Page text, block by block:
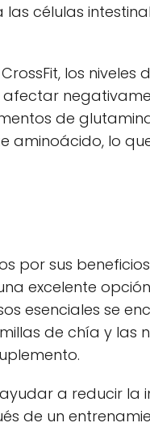
células
los niveles
de
aminoácido, lo
por sus beneficios
excelente
esenciales se
de chía y las
a reducir la
de un